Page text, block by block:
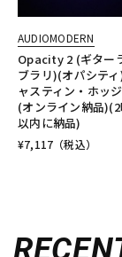
AUDIOMODERN
Opacity 2 (ギター
ブラリ)(オパシテ
ャスティン・ホッ
(オンライン納品
以内に納品)
¥7,117 （税込）